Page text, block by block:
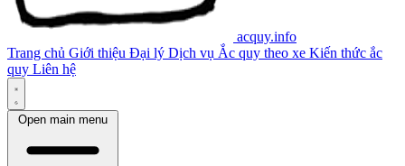
acquy.info
Trang chủ Giới thiệu Đại lý Dịch vụ Ắc quy theo xe Kiến thức ắc
quy Liên hệ
Open main menu